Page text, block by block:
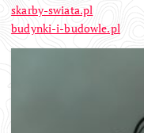
skarby-swiata.pl
budynki-i-budowle.pl